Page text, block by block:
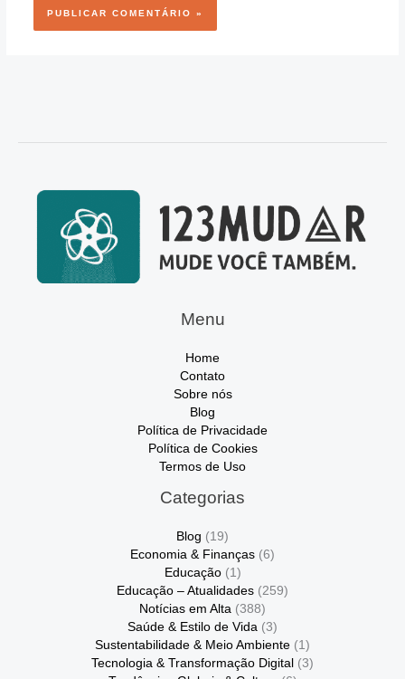
Menu
Home
Contato
Sobre nós
Blog
Política de Privacidade
Política de Cookies
Termos de Uso
Categorias
Blog (19)
Economia & Finanças (6)
Educação(1)
Educação – Atualidades (259)
Notícias em Alta (388)
Saúde & Estilo de Vida (3)
Sustentabilidade & Meio Ambiente (1)
Tecnologia & Transformação Digital (3)